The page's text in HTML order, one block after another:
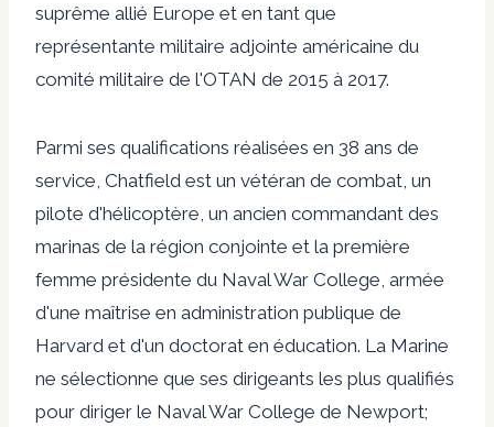
suprême allié Europe et en tant que
représentante militaire adjointe américaine du
comité militaire de l'OTAN de 2015 à 2017.
Parmi ses qualifications réalisées en 38 ans de
service, Chatfield est un vétéran de combat, un
pilote d'hélicoptère, un ancien commandant des
marinas de la région conjointe et la première
femme présidente du Naval War College, armée
d'une maîtrise en administration publique de
Harvard et d'un doctorat en éducation. La Marine
ne sélectionne que ses dirigeants les plus qualifiés
pour diriger le Naval War College de Newport;